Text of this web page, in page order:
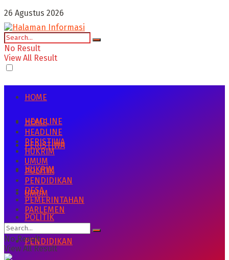
26 Agustus 2026
No Result
View All Result
HOME
HEADLINE
PERISTIWA
HUKRIM
UMUM
POLITIK
PENDIDIKAN
HOME
HEADLINE
PERISTIWA
HUKRIM
UMUM
POLITIK
PENDIDIKAN
DESA
PEMERINTAHAN
PARLEMEN
No Result
View All Result